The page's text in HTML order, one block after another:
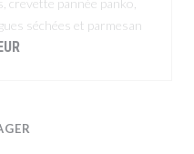
crevette pannée panko,
séchées et parmesan